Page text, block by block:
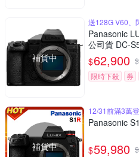
補貨中
送128G V60、
Panasonic
公司貨 DC-
$62,900 $
限時下殺
券
補貨中
12/31前滿3萬
Panasonic
$59,980 $